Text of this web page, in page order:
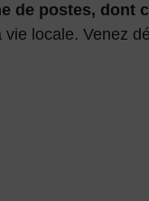
de postes, dont
locale. Venez